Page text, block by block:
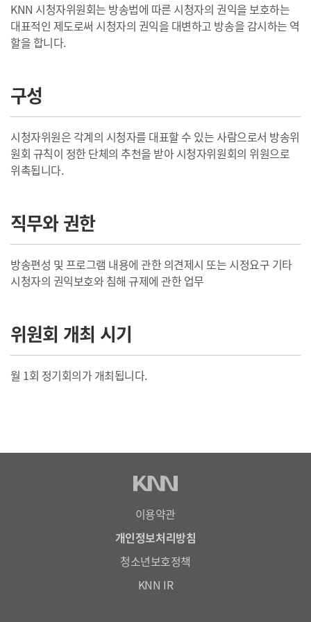
KNN 시청자위원회는 방송법에 따른 시청자의 권익을 보호하는
대표적인 제도로써 시청자의 권익을 대변하고 방송을 감시하는 역
할을 합니다.
구성
시청자위원은 각계의 시청자를 대표할 수 있는 사람으로서 방송위
원회 규칙이 정한 단체의 추천을 받아 시청자위원회의 위원으로
위촉됩니다.
직무와 권한
방송편성 및 프로그램 내용에 관한 의견제시 또는 시정요구 기타
시청자의 권익보호와 침해 규제에 관한 업무
위원회 개최 시기
월 1회 정기회의가 개최됩니다.
이용약관
개인정보처리방침
청소년보호정책
KNN IR